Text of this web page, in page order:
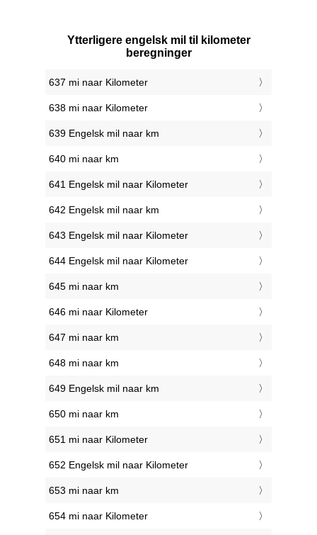
Ytterligere engelsk mil til kilometer
beregninger
637 mi naar Kilometer
638 mi naar Kilometer
639 Engelsk mil naar km
640 mi naar km
641 Engelsk mil naar Kilometer
642 Engelsk mil naar km
643 Engelsk mil naar Kilometer
644 Engelsk mil naar Kilometer
645 mi naar km
646 mi naar Kilometer
647 mi naar km
648 mi naar km
649 Engelsk mil naar km
650 mi naar km
651 mi naar Kilometer
652 Engelsk mil naar Kilometer
653 mi naar km
654 mi naar Kilometer